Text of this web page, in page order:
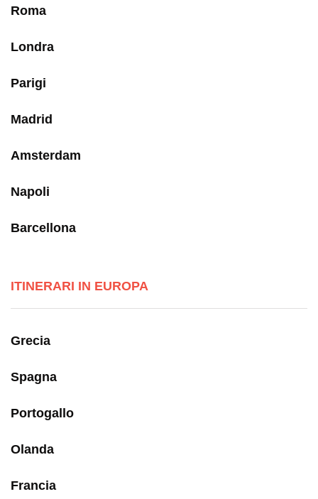
Roma
Londra
Parigi
Madrid
Amsterdam
Napoli
Barcellona
ITINERARI IN EUROPA
Grecia
Spagna
Portogallo
Olanda
Francia